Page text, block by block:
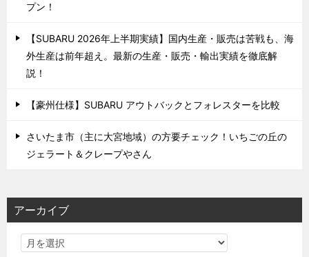
プン！
【SUBARU 2026年上半期実績】国内生産・販売は苦戦も、海
外生産は前年超え。最新の生産・販売・輸出実績を徹底解
説！
【豪州仕様】SUBARU アウトバックとフォレスターを比較
さいたま市（主に大宮地域）の方要チェック！いちごの丘の
ジェラート＆クレープやさん
アーカイブ